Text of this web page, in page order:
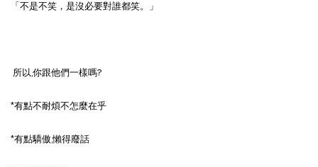
「不是不笑，是沒必要對誰都笑。」
所以,你跟他們一樣嗎?
*有點不耐煩不怎麼在乎
*有點驕傲,懶得廢話